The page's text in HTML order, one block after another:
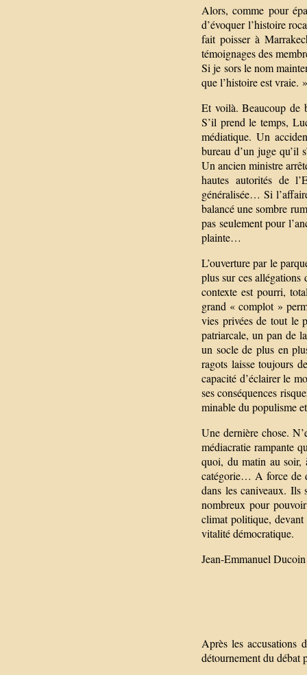
Alors, comme pour
d’évoquer l’histoire
fait poisser à
témoignages des
Si je sors le nom
que l’histoire est vraie. »
Et voilà. Beaucoup de
S’il prend le temps,
médiatique. Un
bureau d’un juge qu’il
Un ancien ministre
hautes autorités de
généralisée… Si
balancé une sombre
pas seulement pour
plainte…
L’ouverture par le
plus sur ces
contexte est pourri,
grand « complot »
vies privées de tout le
patriarcale, un pan de
un socle de plus en
ragots laisse toujours
capacité d’éclairer le
ses conséquences
minable du populisme
Une dernière chose.
médiacratie rampante
quoi, du matin au soir,
catégorie… A force de
dans les caniveaux.
nombreux pour
climat politique,
vitalité démocratique.
Jean-Emmanuel Ducoin
Après les accusations
détournement du débat